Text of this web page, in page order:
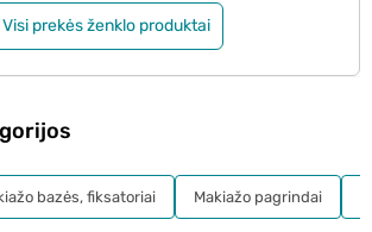
Visi prekės ženklo produktai
bazės, fiksatoriai Makiažo pagrindai